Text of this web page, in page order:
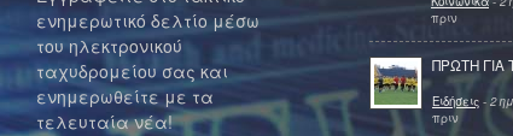
ενημερωτικό δελτίο μέσω
του ηλεκτρονικού
ταχυδρομείου σας και
ενημερωθείτε με τα
τελευταία νέα!
πριν
ΠΡΩΤΗ ΓΙΑ
Ειδήσεις - 2
πριν